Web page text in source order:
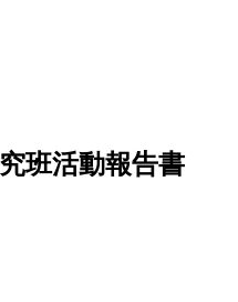
班活動報告書